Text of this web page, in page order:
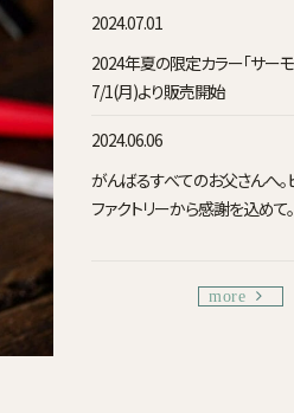
2024.07.01
2024年夏の限定カラー「サーモ
7/1(月)より販売開始
2024.06.06
がんばるすべてのお父さんへ
ファクトリーから感謝を込めて
more